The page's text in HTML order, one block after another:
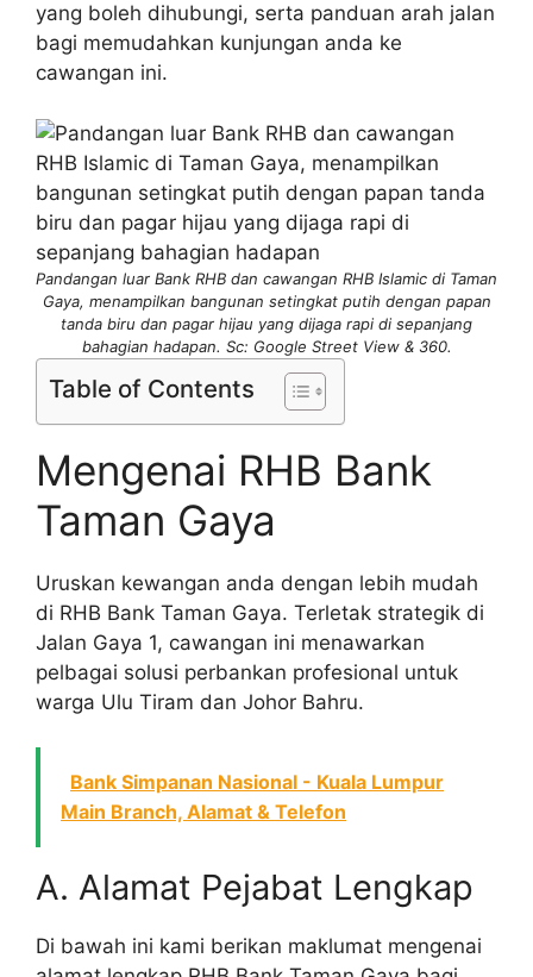
yang boleh dihubungi, serta panduan arah jalan
bagi memudahkan kunjungan anda ke
cawangan ini.
Pandangan luar Bank RHB dan cawangan RHB Islamic di Taman
Gaya, menampilkan bangunan setingkat putih dengan papan
tanda biru dan pagar hijau yang dijaga rapi di sepanjang
bahagian hadapan. Sc: Google Street View & 360.
Table of Contents
Mengenai RHB Bank
Taman Gaya
Uruskan kewangan anda dengan lebih mudah
di RHB Bank Taman Gaya. Terletak strategik di
Jalan Gaya 1, cawangan ini menawarkan
pelbagai solusi perbankan profesional untuk
warga Ulu Tiram dan Johor Bahru.
Bank Simpanan Nasional - Kuala Lumpur
Main Branch, Alamat & Telefon
A. Alamat Pejabat Lengkap
Di bawah ini kami berikan maklumat mengenai